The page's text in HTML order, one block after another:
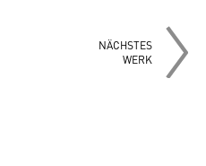
NÄCHSTES
WERK